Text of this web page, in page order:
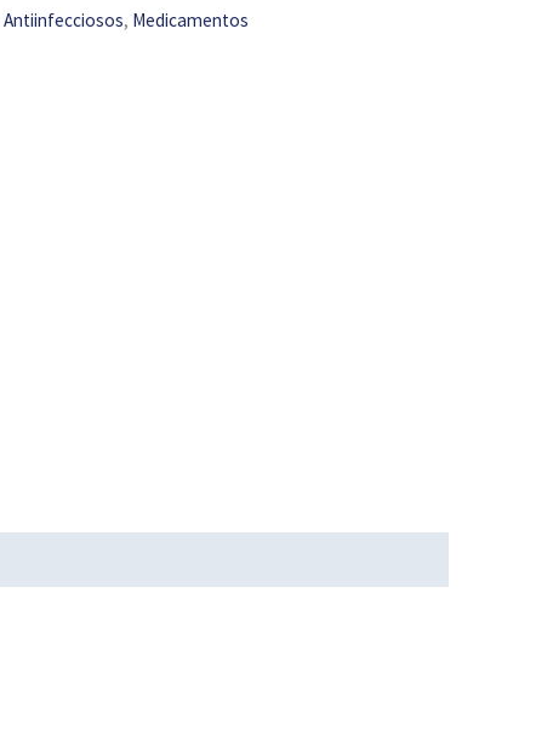
Antiinfecciosos, Medicamentos